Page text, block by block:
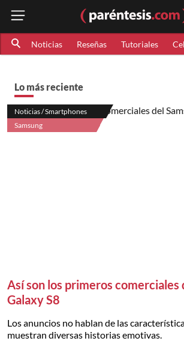
Noticias Reseñas Tutoriales
Lo más reciente
Noticias / Smartphones
Samsung
Así son los primeros comerciales
Galaxy S8
Los anuncios no hablan de las
muestran diversas historias emotivas.